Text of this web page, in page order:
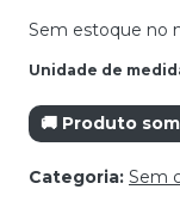
Sem estoque no
Unidade de
🚚 Produto
Categoria: Sem